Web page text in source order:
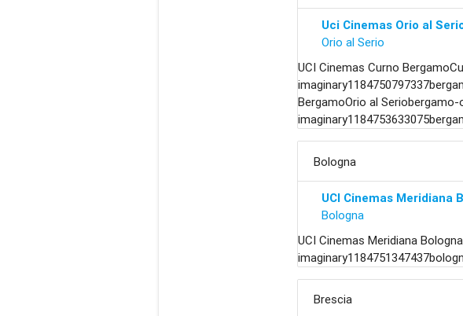
Uci Cinemas Orio al
Orio al Serio
UCI Cinemas Curno
BergamoOrio al
Bologna
UCI Cinemas Meridiana
Bologna
UCI Cinemas Meridiana
Brescia